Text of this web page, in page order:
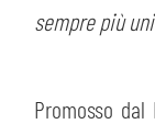
sempre più
Promosso